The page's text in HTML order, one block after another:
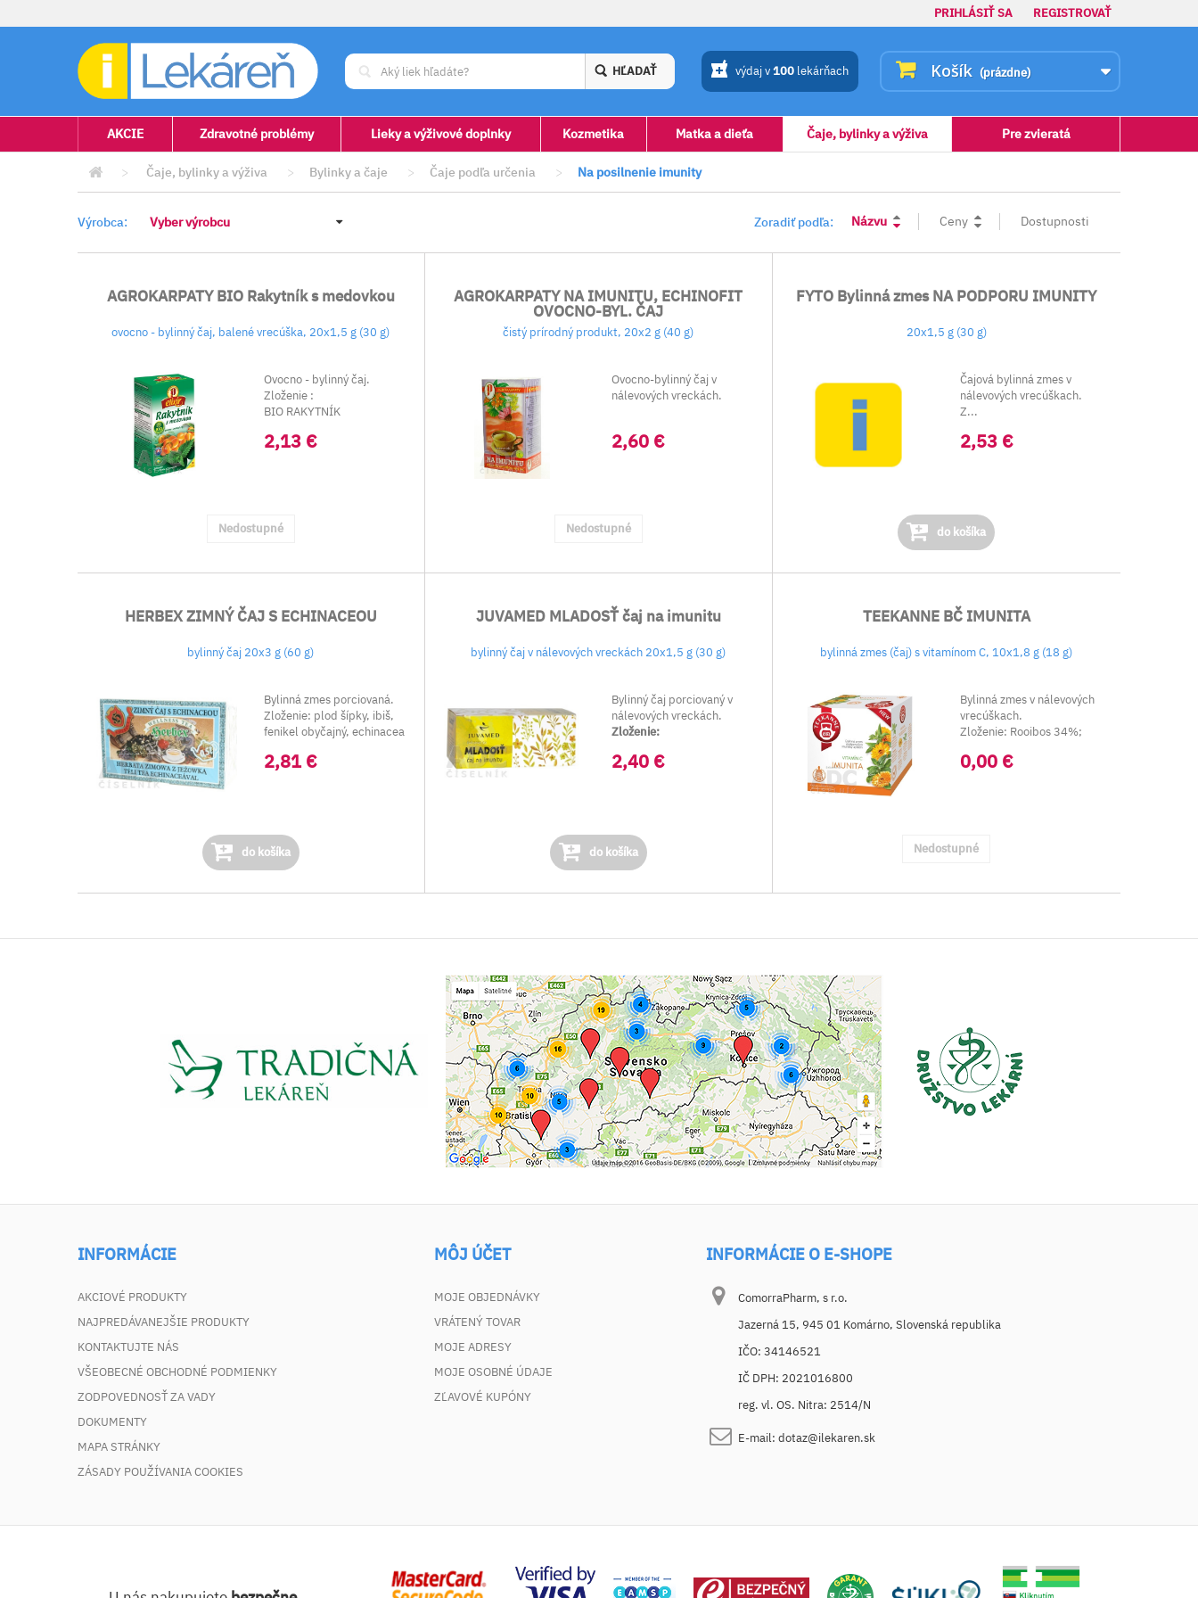
PRIHLÁSIŤ SA REGISTROVAŤ
Košík (prázdne)
HĽADAŤ výdaj v100 lekárňach
AKCIE Zdravotné problémy Lieky a výživové doplnky Kozmetika Matka a dieťa Čaje, bylinky a výživa Pre zvieratá
> Čaje, bylinky a výživa > Bylinky a čaje > Čaje podľa určenia > Na posilnenie imunity
Výrobca: Vyber výrobcu Zoradiť podľa: Názvu Ceny Dostupnosti
AGROKARPATY BIO Rakytník s medovkou
ovocno - bylinný čaj, balené vrecúška, 20x1,5 g (30 g)
Ovocno - bylinný čaj.
Zloženie :
BIO RAKYTNÍK
(BIO Fr...
2,13 €
Nedostupné
AGROKARPATY NA IMUNITU, ECHINOFIT
OVOCNO-BYL. ČAJ
čistý prírodný produkt, 20x2 g (40 g)
Ovocno-bylinný čaj v
nálevových vreckách.
2,60 €
Nedostupné
FYTO Bylinná zmes NA PODPORU IMUNITY
20x1,5 g (30 g)
Čajová bylinná zmes v
nálevových vrecúškach.
Z...
2,53 €
do košíka
HERBEX ZIMNÝ ČAJ S ECHINACEOU
bylinný čaj 20x3 g (60 g)
Bylinná zmes porciovaná.
Zloženie: plod šípky, ibiš,
fenikel obyčajný, echinacea
2,81 €
do košíka
JUVAMED MLADOSŤ čaj na imunitu
bylinný čaj v nálevových vreckách 20x1,5 g (30 g)
Bylinný čaj porciovaný v
nálevových vreckách.
Zloženie:
2,40 €
do košíka
TEEKANNE BČ IMUNITA
bylinná zmes (čaj) s vitamínom C, 10x1,8 g (18 g)
Bylinná zmes v nálevových
vrecúškach.
Zloženie: Rooibos 34%;
0,00 €
Nedostupné
INFORMÁCIE
AKCIOVÉ PRODUKTY
NAJPREDÁVANEJŠIE PRODUKTY
KONTAKTUJTE NÁS
VŠEOBECNÉ OBCHODNÉ PODMIENKY
ZODPOVEDNOSŤ ZA VADY
DOKUMENTY
MAPA STRÁNKY
ZÁSADY POUŽÍVANIA COOKIES
MÔJ ÚČET
MOJE OBJEDNÁVKY
VRÁTENÝ TOVAR
MOJE ADRESY
MOJE OSOBNÉ ÚDAJE
ZĽAVOVÉ KUPÓNY
INFORMÁCIE O E-SHOPE
ComorraPharm, s r.o.
Jazerná 15, 945 01 Komárno, Slovenská republika
IČO: 34146521
IČ DPH: 2021016800
reg. vl. OS. Nitra: 2514/N
E-mail: dotaz@ilekaren.sk